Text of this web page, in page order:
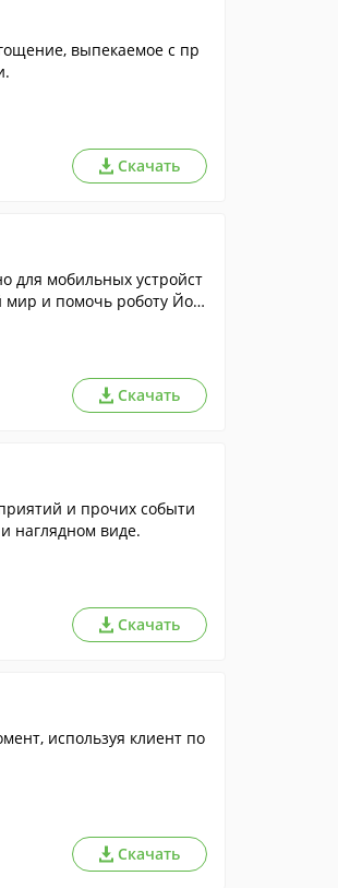
выпекаемое с пр
Скачать
для мобильных устройст
мир и помочь роботу Йоз
Скачать
и прочих событи
наглядном виде.
Скачать
используя клиент по
Скачать